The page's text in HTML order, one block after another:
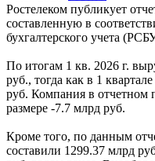
2026 г.
Ростелеком публикует
составленную в
бухгалтерского учета
руб., тогда как в 1
руб. Компания в отчетном